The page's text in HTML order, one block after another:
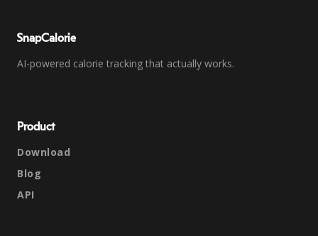
SnapCalorie
AI-powered calorie tracking that actually works.
Product
Download
Blog
API